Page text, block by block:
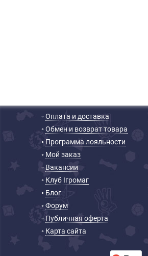
◦Оплата и доставка
◦Обмен и возврат товара
◦ Программа лояльности
◦ Мой заказ
◦ Вакансии
◦ Клуб Ігромаг
◦ Блог
◦Форум
◦ Публичная оферта
◦ Карта сайта